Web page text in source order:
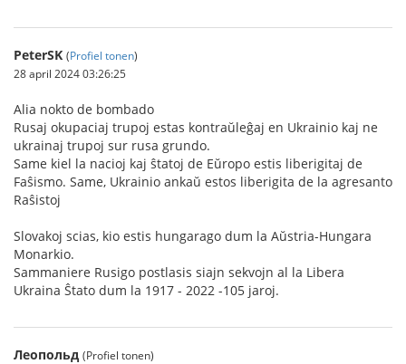
PeterSK (Profiel tonen)
28 april 2024 03:26:25
Alia nokto de bombado
Rusaj okupaciaj trupoj estas kontraŭleĝaj en Ukrainio kaj ne
ukrainaj trupoj sur rusa grundo.
Same kiel la nacioj kaj ŝtatoj de Eŭropo estis liberigitaj de
Faŝismo. Same, Ukrainio ankaŭ estos liberigita de la agresanto
Raŝistoj
Slovakoj scias, kio estis hungarago dum la Aŭstria-Hungara
Monarkio.
Sammaniere Rusigo postlasis siajn sekvojn al la Libera
Ukraina Ŝtato dum la 1917 - 2022 -105 jaroj.
Леопольд (Profiel tonen)